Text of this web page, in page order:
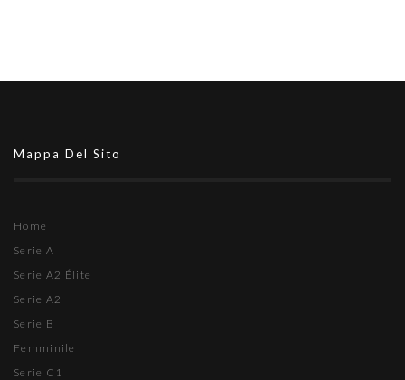
Mappa Del Sito
Home
Serie A
Serie A2 Élite
Serie A2
Serie B
Femminile
Serie C1